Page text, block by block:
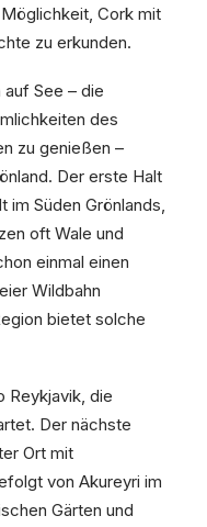
Cork mit
zu erkunden.
See – die
des
zu genießen –
Der erste Halt
im Süden Grönlands,
oft Wale und
einmal einen
Wildbahn
bietet solche
Reykjavik, die
Der nächste
Ort mit
von Akureyri im
Gärten und